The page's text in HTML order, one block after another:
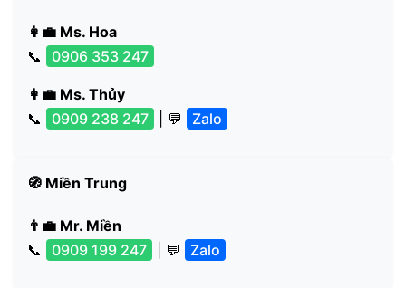
👩‍💼 Ms. Hoa
📞
0906 353 247
👩‍💼 Ms. Thủy
📞
0909 238 247 | 💬 Zalo
🧭 Miền Trung
👨‍💼 Mr. Miền
📞
0909 199 247 | 💬 Zalo